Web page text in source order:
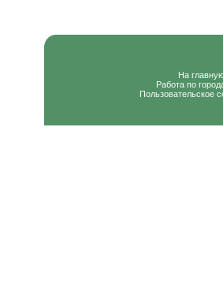
На
Работа по
Пользовательское